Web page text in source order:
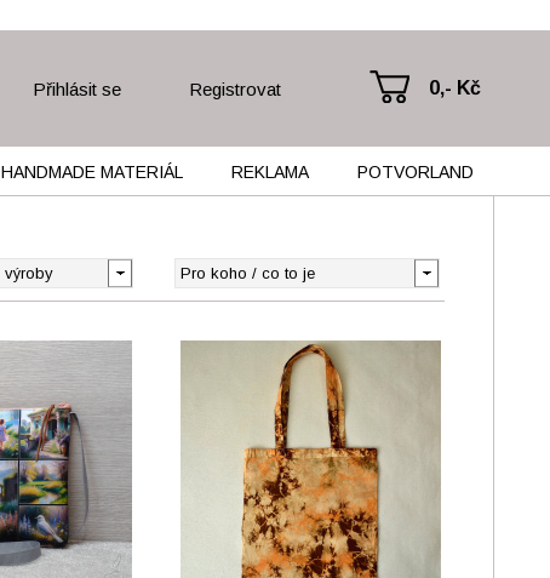
Přihlásit se Registrovat 0,- Kč
HANDMADE MATERIÁL REKLAMA POTVORLAND